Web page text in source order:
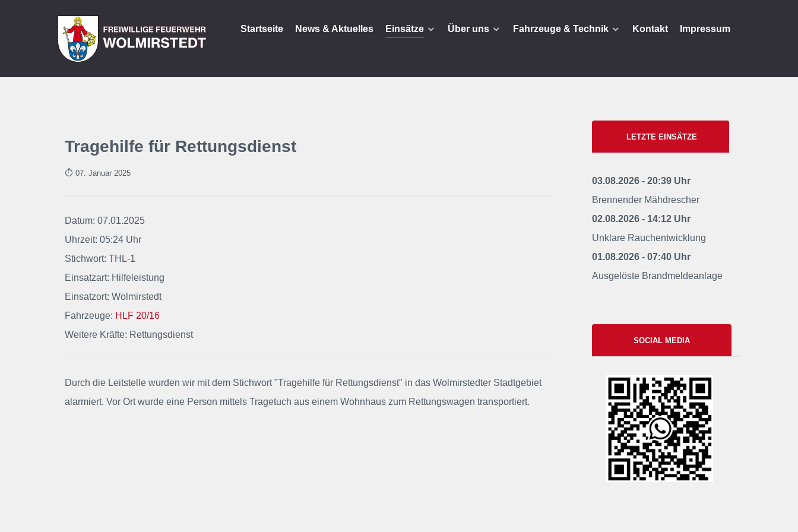
Startseite News & Aktuelles Einsätze Über uns Fahrzeuge & Technik Kontakt Impressum
Tragehilfe für Rettungsdienst
⏱ 07. Januar 2025
Datum: 07.01.2025
Uhrzeit: 05:24 Uhr
Stichwort: THL-1
Einsatzart: Hilfeleistung
Einsatzort: Wolmirstedt
Fahrzeuge: HLF 20/16
Weitere Kräfte: Rettungsdienst
Durch die Leitstelle wurden wir mit dem Stichwort "Tragehilfe für Rettungsdienst" in das Wolmirstedter Stadtgebiet
alarmiert. Vor Ort wurde eine Person mittels Tragetuch aus einem Wohnhaus zum Rettungswagen transportiert.
LETZTE EINSÄTZE
03.08.2026 - 20:39 Uhr
Brennender Mähdrescher
02.08.2026 - 14:12 Uhr
Unklare Rauchentwicklung
01.08.2026 - 07:40 Uhr
Ausgelöste Brandmeldeanlage
SOCIAL MEDIA